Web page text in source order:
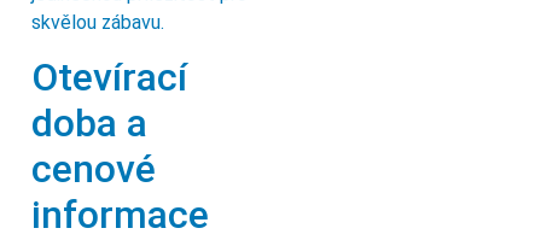
skvělou zábavu.
Otevírací
doba a
cenové
informace